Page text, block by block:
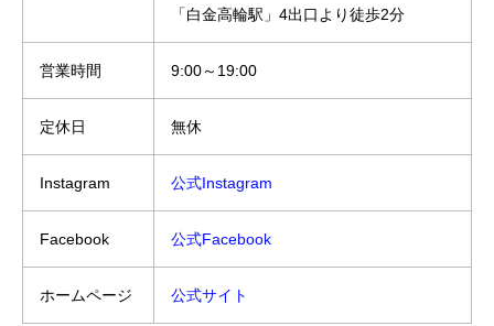
「白金高輪駅」4出口より徒歩2分
営業時間 9:00～19:00
定休日 無休
Instagram 公式Instagram
Facebook 公式Facebook
ホームページ 公式サイト